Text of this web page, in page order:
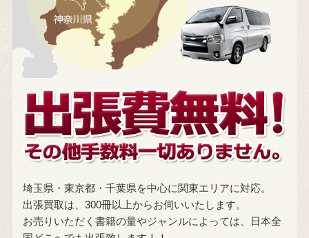
埼玉県・東京都・千葉県を中心に関東エリアに対応。
出張買取は、300冊以上からお伺いいたします。
お売りいただく書籍の量やジャンルによっては、日本全